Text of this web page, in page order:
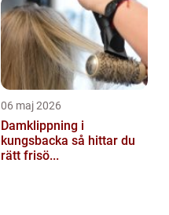
06 maj 2026
Damklippning i
kungsbacka så hittar du
rätt frisö...